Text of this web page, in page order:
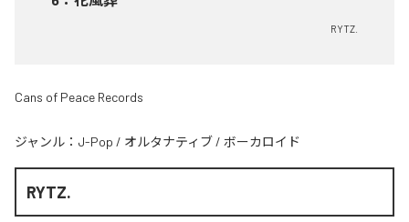
RYTZ.
Cans of Peace Records
ジャンル： J-Pop / オルタナティブ / ボーカロイド
RYTZ.